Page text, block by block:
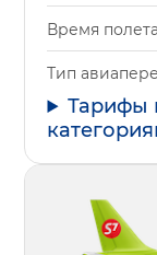
Время полета
Тип
Тарифы